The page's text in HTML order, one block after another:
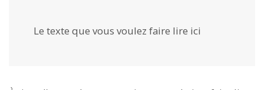
Le texte que vous voulez faire lire ici